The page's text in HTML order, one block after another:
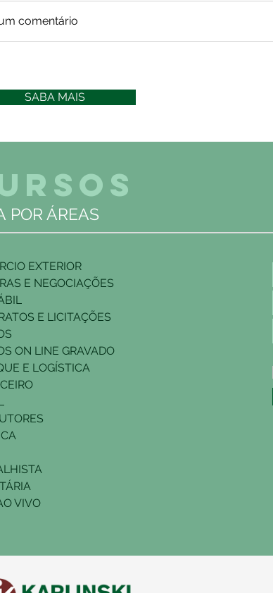
comentário
SABA MAIS
POR ÁREAS
EXTERIOR
E NEGOCIAÇÕES
E LICITAÇÕES
ON LINE GRAVADO
E LOGÍSTICA
VIVO